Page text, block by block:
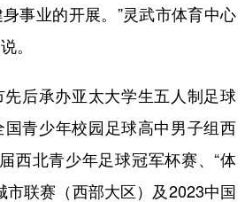
事业的开展。”灵武市体育中心
。
后承办亚太大学生五人制足球
青少年校园足球高中男子组西
西北青少年足球冠军杯赛、“体
市联赛（西部大区）及2023中国